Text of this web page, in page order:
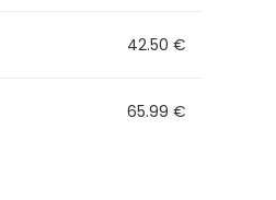
42.50 €
65.99 €